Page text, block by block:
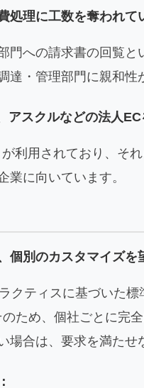
処理に工数を奪われて
門への請求書の回覧と
・管理部門に親和性
スクルなどの法人EC
利用されており、そ
業に向いています。
個別のカスタマイズを
クティスに基づいた
ため、個社ごとに完
合は、要求を満たせ